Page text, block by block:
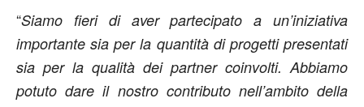
“Siamo fieri di aver partecipato a un’iniziativa
importante sia per la quantità di progetti presentati
sia per la qualità dei partner coinvolti. Abbiamo
potuto dare il nostro contributo nell’ambito della